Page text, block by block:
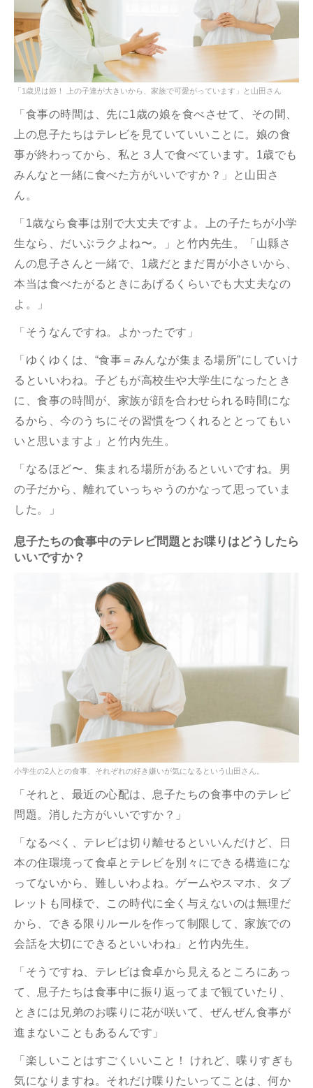
「1歳児は姫！ 上の子達が大きいから、家族で可愛がっています」と山田さん
「食事の時間は、先に1歳の娘を食べさせて、その間、
上の息子たちはテレビを見ていていいことに。娘の食
事が終わってから、私と３人で食べています。1歳でも
みんなと一緒に食べた方がいいですか？」と山田さ
ん。
「1歳なら食事は別で大丈夫ですよ。上の子たちが小学
生なら、だいぶラクよね〜。」と竹内先生。「山縣さ
んの息子さんと一緒で、1歳だとまだ胃が小さいから、
本当は食べたがるときにあげるくらいでも大丈夫なの
よ。」
「そうなんですね。よかったです」
「ゆくゆくは、“食事＝みんなが集まる場所”にしていけ
るといいわね。子どもが高校生や大学生になったとき
に、食事の時間が、家族が顔を合わせられる時間にな
るから、今のうちにその習慣をつくれるととってもい
いと思いますよ」と竹内先生。
「なるほど〜、集まれる場所があるといいですね。男
の子だから、離れていっちゃうのかなって思っていま
した。」
息子たちの食事中のテレビ問題とお喋りはどうしたら
いいですか？
小学生の2人との食事、それぞれの好き嫌いが気になるという山田さん。
「それと、最近の心配は、息子たちの食事中のテレビ
問題。消した方がいいですか？」
「なるべく、テレビは切り離せるといいんだけど、日
本の住環境って食卓とテレビを別々にできる構造にな
ってないから、難しいわよね。ゲームやスマホ、タブ
レットも同様で、この時代に全く与えないのは無理だ
から、できる限りルールを作って制限して、家族での
会話を大切にできるといいわね」と竹内先生。
「そうですね、テレビは食卓から見えるところにあっ
て、息子たちは食事中に振り返ってまで観ていたり、
ときには兄弟のお喋りに花が咲いて、ぜんぜん食事が
進まないこともあるんです」
「楽しいことはすごくいいこと！ けれど、喋りすぎも
気になりますね。それだけ喋りたいってことは、何か